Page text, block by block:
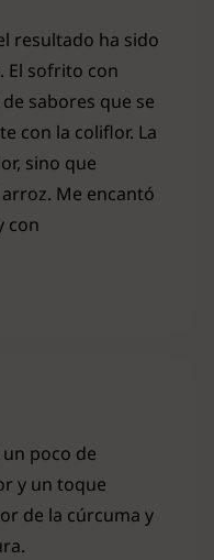
resultado ha sido
El sofrito con
sabores que se
con la coliflor. La
sino que
Me encantó
con
poco de
y un toque
de la cúrcuma y